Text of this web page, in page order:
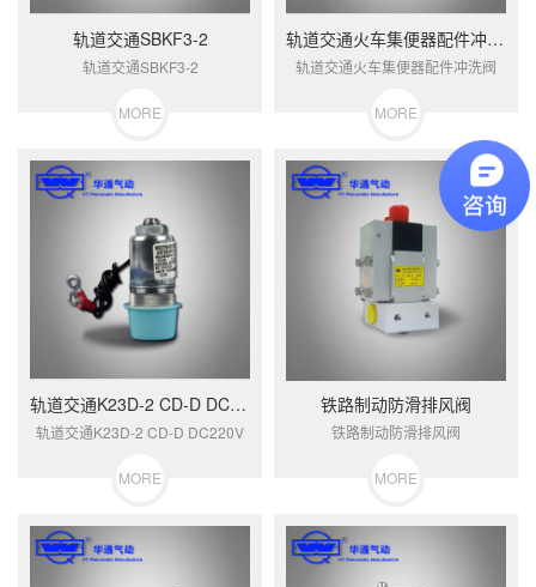
轨道交通SBKF3-2
轨道交通SBKF3-2
MORE
轨道交通火车集便器配件冲洗阀
轨道交通火车集便器配件冲洗阀
MORE
轨道交通K23D-2 CD-D DC220V
轨道交通K23D-2 CD-D DC220V
MORE
铁路制动防滑排风阀
铁路制动防滑排风阀
MORE